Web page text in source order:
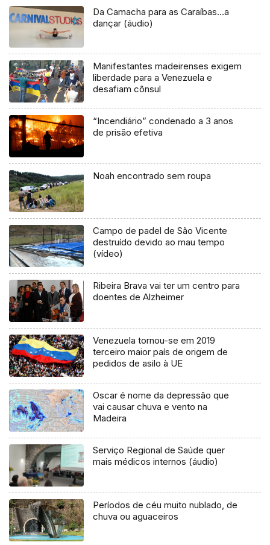
Da Camacha para as Caraíbas…a
dançar (áudio)
Manifestantes madeirenses exigem
liberdade para a Venezuela e
desafiam cônsul
“Incendiário” condenado a 3 anos
de prisão efetiva
Noah encontrado sem roupa
Campo de padel de São Vicente
destruído devido ao mau tempo
(vídeo)
Ribeira Brava vai ter um centro para
doentes de Alzheimer
Venezuela tornou-se em 2019
terceiro maior país de origem de
pedidos de asilo à UE
Oscar é nome da depressão que
vai causar chuva e vento na
Madeira
Serviço Regional de Saúde quer
mais médicos internos (áudio)
Períodos de céu muito nublado, de
chuva ou aguaceiros